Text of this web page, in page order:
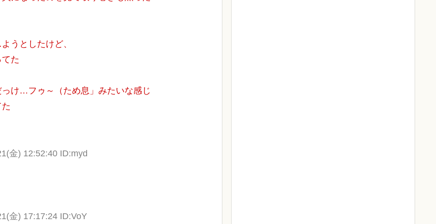
うとしたけど、
た
け…フゥ～（ため息」みたいな感じ
金) 12:52:40 ID:myd
金) 17:17:24 ID:VoY